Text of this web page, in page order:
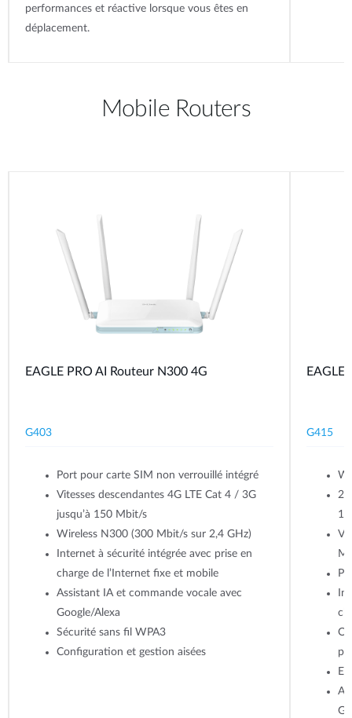
performances et réactive lorsque vous êtes en
déplacement.
Mobile Routers
EAGLE PRO AI Routeur N300 4G
G403
Port pour carte SIM non verrouillé intégré
Vitesses descendantes 4G LTE Cat 4 / 3G
jusqu’à 150 Mbit/s
Wireless N300 (300 Mbit/s sur 2,4 GHz)
Internet à sécurité intégrée avec prise en
charge de l’Internet fixe et mobile
Assistant IA et commande vocale avec
Google/Alexa
Sécurité sans fil WPA3
Configuration et gestion aisées
EAGLE
G415